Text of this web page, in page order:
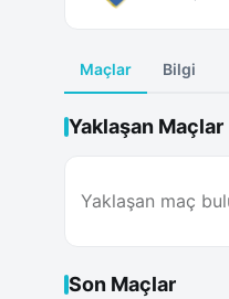
Maçlar Bilgi
Yaklaşan Maçlar
Yaklaşan maç
Son Maçlar